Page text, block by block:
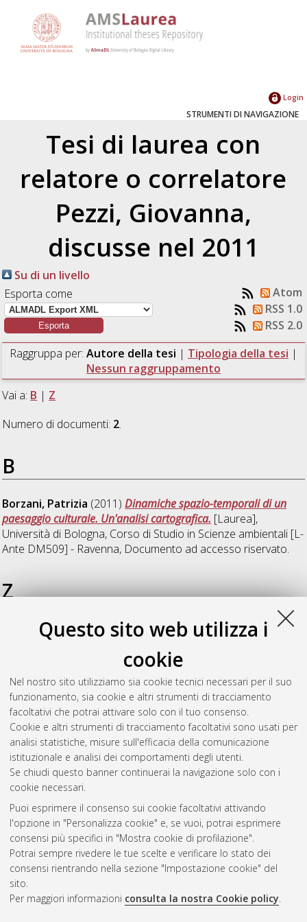
Questo sito web utilizza i
cookie
Nel nostro sito utilizziamo sia cookie tecnici necessari per il suo
funzionamento, sia cookie e altri strumenti di tracciamento
facoltativi che potrai attivare solo con il tuo consenso.
Cookie e altri strumenti di tracciamento facoltativi sono usati per
analisi statistiche, misure sull'efficacia della comunicazione
istituzionale e analisi dei comportamenti degli utenti.
Se chiudi questo banner continuerai la navigazione solo con i
cookie necessari.
Puoi esprimere il consenso sui cookie facoltativi attivando
l'opzione in "Personalizza cookie" e, se vuoi, potrai esprimere
consensi più specifici in "Mostra cookie di profilazione".
Potrai sempre rivedere le tue scelte e verificare lo stato dei
consensi rientrando nella sezione "Impostazione cookie" del
sito.
Per maggiori informazioni consulta la nostra Cookie policy.
Login
STRUMENTI DI NAVIGAZIONE
Tesi di laurea con
relatore o correlatore
Pezzi, Giovanna,
discusse nel 2011
Su di un livello
Esporta come
Atom
RSS 1.0
RSS 2.0
Raggruppa per: Autore della tesi | Tipologia della tesi |
Nessun raggruppamento
Vai a: B | Z
Numero di documenti: 2.
B
Borzani, Patrizia (2011)Dinamiche spazio-temporali di un
paesaggio culturale. Un'analisi cartografica. [Laurea],
Università di Bologna, Corso di Studio in Scienze ambientali [L-
Ante DM509] - Ravenna, Documento ad accesso riservato.
Z
Zoli, Giorgia(2011)Studio di Impatto Ambientale e
Prevalutazione di Incidenza nell'ambito del procedimento
autorizzativo per la realizzazione di un impianto fotovoltaico a
[Laurea magistrale], Università di Bologna, Corso di Studio in
Scienze per l'ambiente [LM-DM270] - Ravenna, Documento
ad accesso riservato.
Questa lista e' stata generata ilSat Aug 8 16:41:23 2026
CEST
Atom
Rss 1.0
Rss 2.0
AMS Laurea